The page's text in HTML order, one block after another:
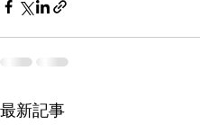
最新記事